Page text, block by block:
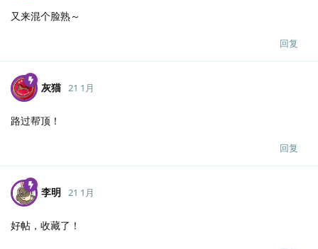
又来混个脸熟～
回复
灰猫 21 1月
路过帮顶！
回复
李明 21 1月
好帖，收藏了！